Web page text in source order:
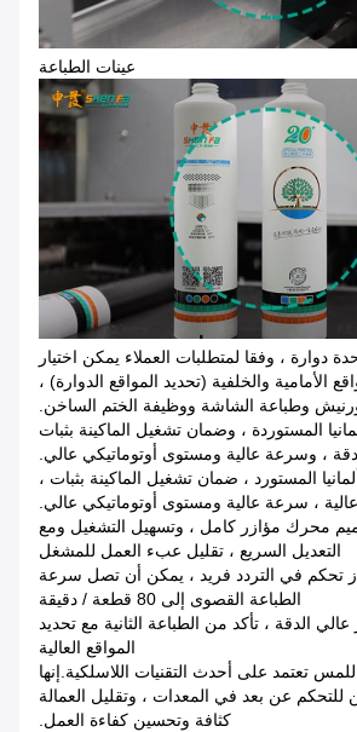
عينات الطباعة
دوارة ، وفقا لمتطلبات العملاء يمكن اختيار
الأمامية والخلفية (تحديد المواقع الدوارة) ،
وطباعة الشاشة ووظيفة الختم الساخن.
المستوردة ، وضمان تشغيل الماكينة بثبات
، وسرعة عالية ومستوى أوتوماتيكي عالي.
المستورد ، ضمان تشغيل الماكينة بثبات ،
، سرعة عالية ومستوى أوتوماتيكي عالي.
محرك مؤازر كامل ، وتسهيل التشغيل ومع
التعديل السريع ، تقليل عبء العمل للمشغل
تحكم في التردد فريد ، يمكن أن تصل سرعة
الطباعة القصوى إلى 80 قطعة / دقيقة
الدقة ، تأكد من الطباعة الثانية مع تحديد
المواقع العالية
تعتمد على أحدث التقنيات اللاسلكية.إنها
للتحكم عن بعد في المعدات ، وتقليل العمالة
كثافة وتحسين كفاءة العمل.